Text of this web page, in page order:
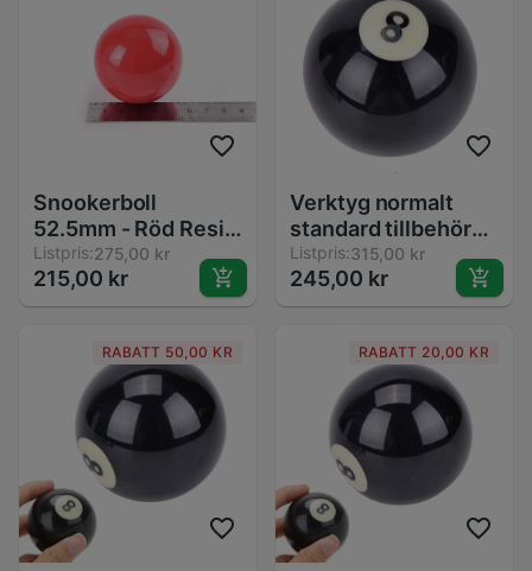
Snookerboll
52.5mm - Röd Resin
Träningsboll för
Biljard
Listpris:275,00 kr
215,00 kr
Verktyg normalt
standard tillbehör
kö biljardbord sport
inomhus träning
nybörjare hållbar
8 biljardboll harts
Listpris:315,00 kr
245,00 kr
RABATT 50,00 KR RABATT 20,00 KR